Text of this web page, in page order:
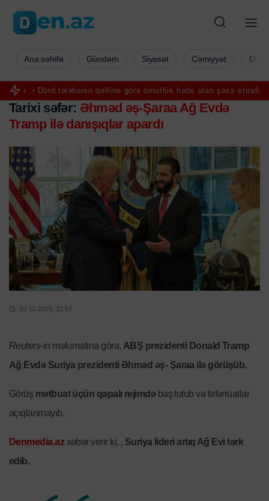
Dörd tələbənin qətlinə görə ömürlük həbs alan şəxs etirafından
Ana səhifə Gündəm Siyasət Cəmiyyət
Tarixi səfər: Əhməd əş-Şaraa Ağ Evdə
Tramp ilə danışıqlar apardı
10-11-2025, 22:57
Reuters-in məlumatına görə, ABŞ prezidenti Donald Tramp
Ağ Evdə Suriya prezidenti Əhməd əş-Şaraa ilə görüşüb.
Görüş mətbuat üçün qapalı rejimdə baş tutub və təfərrüatlar
açıqlanmayıb.
Denmedia.az xəbər verir ki, , Suriya lideri artıq Ağ Evi tərk
edib.